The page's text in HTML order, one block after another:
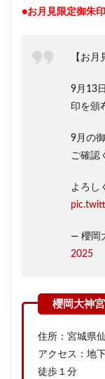
●お月見限定御朱印
【お
9月13
印を頒
9月の
ご確認
よろし
— 櫻岡
2025
住所：宮城県
アクセス：地
徒歩１分